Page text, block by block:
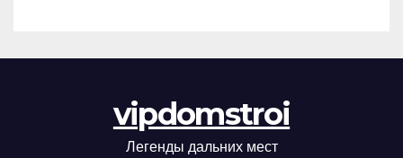
vipdomstroi
Легенды дальних мест